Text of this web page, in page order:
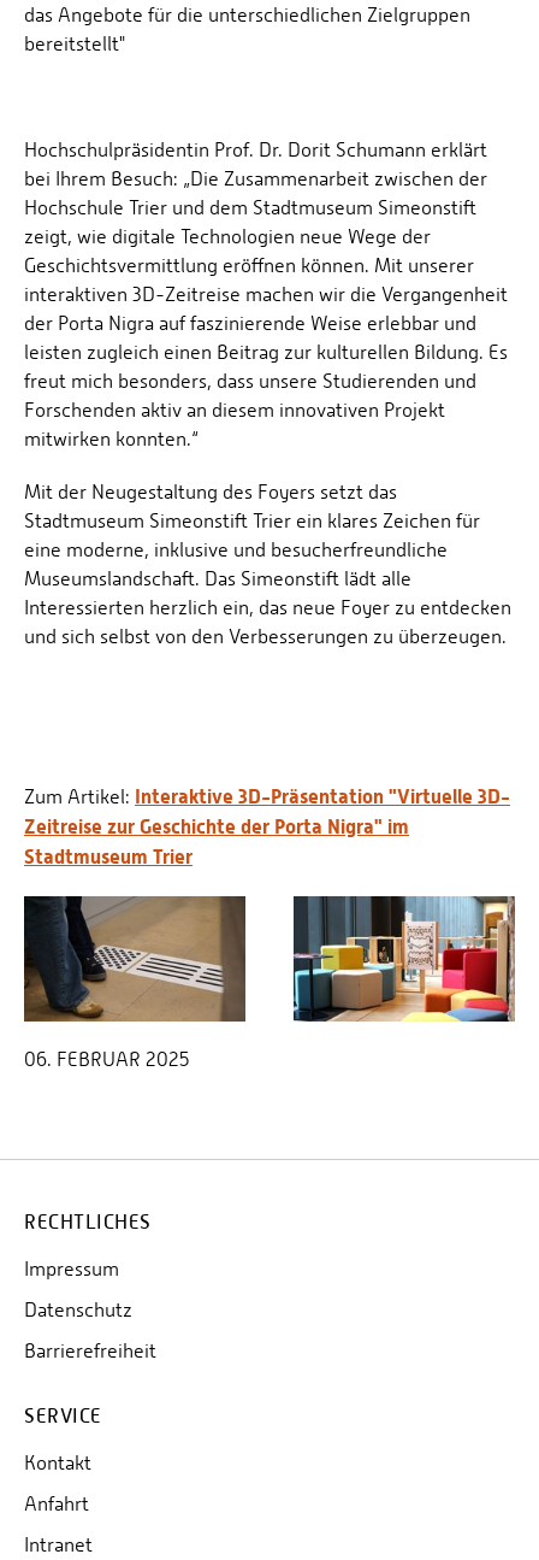
das Angebote für die unterschiedlichen Zielgruppen
bereitstellt"
Hochschulpräsidentin Prof. Dr. Dorit Schumann erklärt
bei Ihrem Besuch: „Die Zusammenarbeit zwischen der
Hochschule Trier und dem Stadtmuseum Simeonstift
zeigt, wie digitale Technologien neue Wege der
Geschichtsvermittlung eröffnen können. Mit unserer
interaktiven 3D-Zeitreise machen wir die Vergangenheit
der Porta Nigra auf faszinierende Weise erlebbar und
leisten zugleich einen Beitrag zur kulturellen Bildung. Es
freut mich besonders, dass unsere Studierenden und
Forschenden aktiv an diesem innovativen Projekt
mitwirken konnten.“
Mit der Neugestaltung des Foyers setzt das
Stadtmuseum Simeonstift Trier ein klares Zeichen für
eine moderne, inklusive und besucherfreundliche
Museumslandschaft. Das Simeonstift lädt alle
Interessierten herzlich ein, das neue Foyer zu entdecken
und sich selbst von den Verbesserungen zu überzeugen.
Zum Artikel: Interaktive 3D-Präsentation "Virtuelle 3D-
Zeitreise zur Geschichte der Porta Nigra" im
Stadtmuseum Trier
06. FEBRUAR 2025
RECHTLICHES
Impressum
Datenschutz
Barrierefreiheit
SERVICE
Kontakt
Anfahrt
Intranet